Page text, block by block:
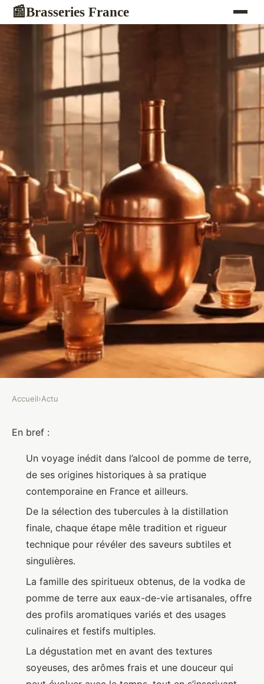
📰Brasseries France
Tout savoir sur l'alcool de
pomme de terre : fabrication,
dégustation et bienfaits
Accueil›Actu
En bref :
Un voyage inédit dans l’alcool de pomme de terre,
de ses origines historiques à sa pratique
contemporaine en France et ailleurs.
De la sélection des tubercules à la distillation
finale, chaque étape mêle tradition et rigueur
technique pour révéler des saveurs subtiles et
singulières.
La famille des spiritueux obtenus, de la vodka de
pomme de terre aux eaux-de-vie artisanales, offre
des profils aromatiques variés et des usages
culinaires et festifs multiples.
La dégustation met en avant des textures
soyeuses, des arômes frais et une douceur qui